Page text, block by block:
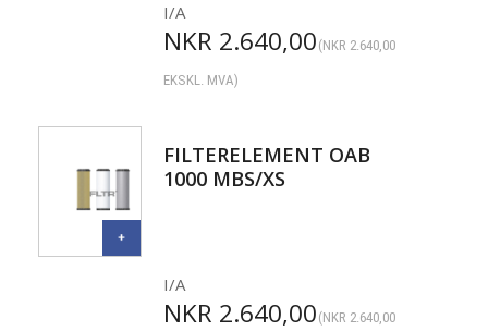
I/A
NKR 2.640,00 (NKR 2.640,00
EKSKL. MVA)
FILTERELEMENT OAB
1000 MBS/XS
I/A
NKR 2.640,00 (NKR 2.640,00